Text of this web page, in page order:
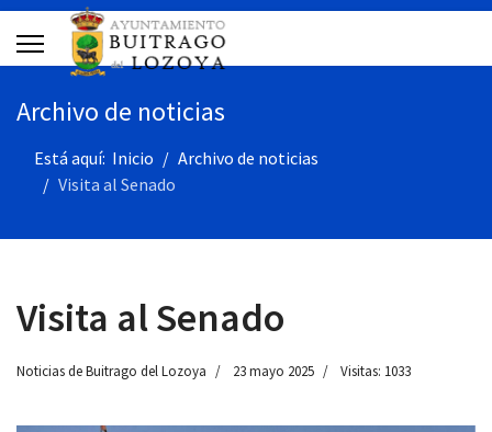
Archivo de noticias
Está aquí: Inicio
Archivo de noticias
Visita al Senado
Visita al Senado
Noticias de Buitrago del Lozoya 23 mayo 2025 Visitas: 1033